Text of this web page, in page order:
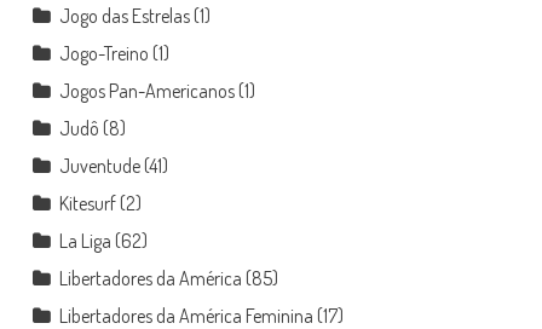
Jogo das Estrelas(1)
Jogo-Treino (1)
Jogos Pan-Americanos(1)
Judô (8)
Juventude(41)
Kitesurf(2)
La Liga (62)
Libertadores da América (85)
Libertadores da América Feminina (17)